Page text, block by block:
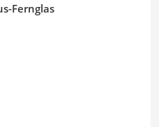
Fernglas